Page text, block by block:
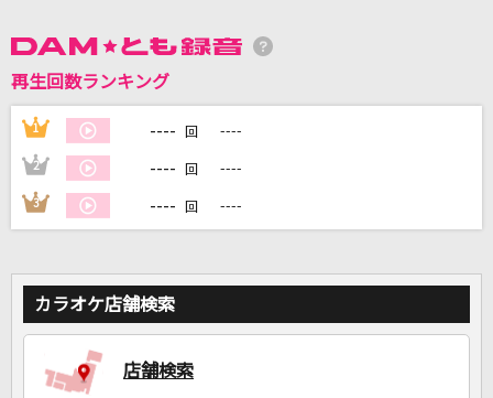
再生回数ランキング
1 ---- 回 ----
2 ---- 回 ----
3 ---- 回 ----
カラオケ店舗検索
店舗検索